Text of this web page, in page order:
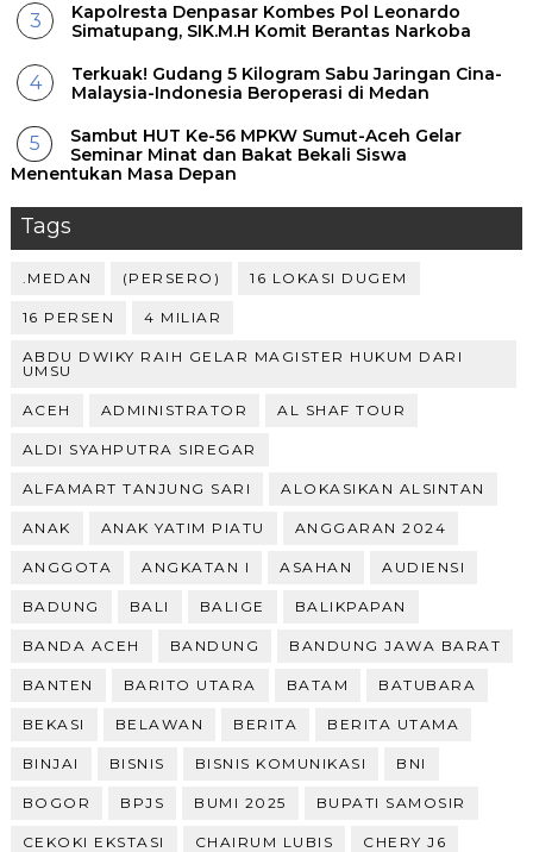
Kapolresta Denpasar Kombes Pol Leonardo
Simatupang, SIK.M.H Komit Berantas Narkoba
Terkuak! Gudang 5 Kilogram Sabu Jaringan Cina-
Malaysia-Indonesia Beroperasi di Medan
Sambut HUT Ke-56 MPKW Sumut-Aceh Gelar
Seminar Minat dan Bakat Bekali Siswa
Menentukan Masa Depan ‎
Tags
.MEDAN (PERSERO) 16 LOKASI DUGEM
16 PERSEN 4 MILIAR
ABDU DWIKY RAIH GELAR MAGISTER HUKUM DARI
UMSU
ACEH ADMINISTRATOR AL SHAF TOUR
ALDI SYAHPUTRA SIREGAR
ALFAMART TANJUNG SARI ALOKASIKAN ALSINTAN
ANAK ANAK YATIM PIATU ANGGARAN 2024
ANGGOTA ANGKATAN I ASAHAN AUDIENSI
BADUNG BALI BALIGE BALIKPAPAN
BANDA ACEH BANDUNG BANDUNG JAWA BARAT
BANTEN BARITO UTARA BATAM BATUBARA
BEKASI BELAWAN BERITA BERITA UTAMA
BINJAI BISNIS BISNIS KOMUNIKASI BNI
BOGOR BPJS BUMI 2025 BUPATI SAMOSIR
CEKOKI EKSTASI CHAIRUM LUBIS CHERY J6